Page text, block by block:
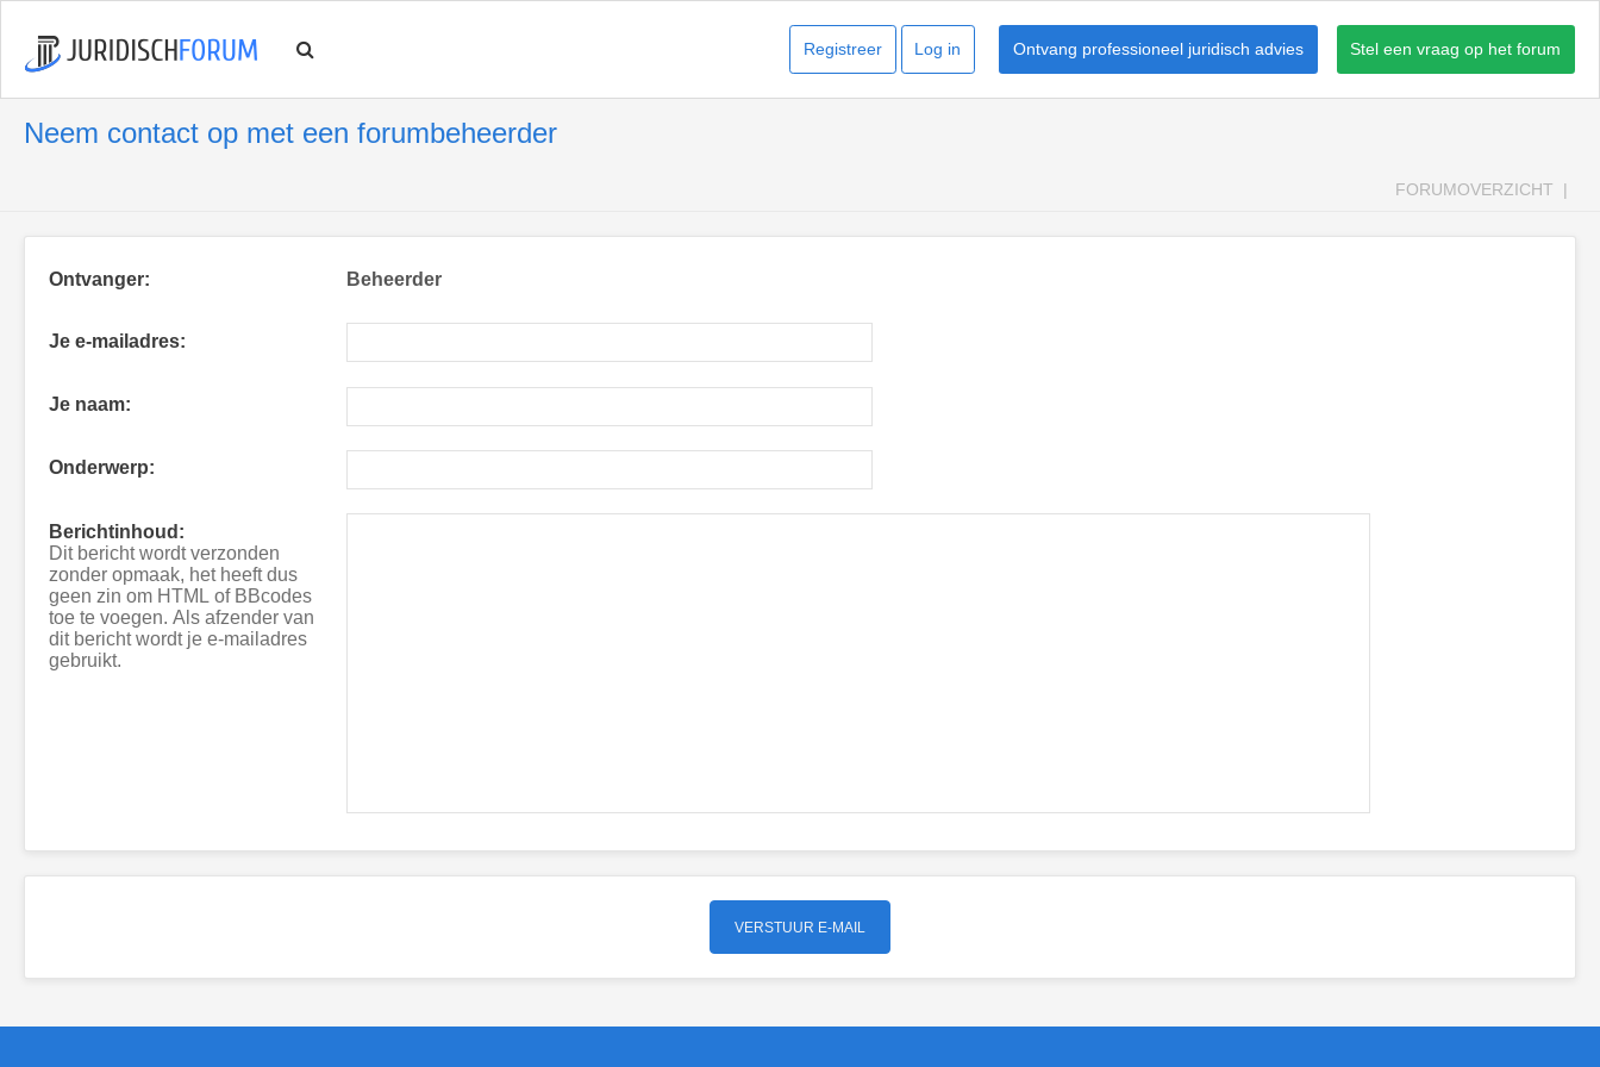
Stel een vraag op het forum
Ontvang professioneel juridisch advies
Log in
Registreer
Neem contact op met een forumbeheerder
FORUMOVERZICHT
Ontvanger: Beheerder
Je e-mailadres:
Je naam:
Onderwerp:
Berichtinhoud:
Dit bericht wordt verzonden
zonder opmaak, het heeft dus
geen zin om HTML of BBcodes
toe te voegen. Als afzender van
dit bericht wordt je e-mailadres
gebruikt.